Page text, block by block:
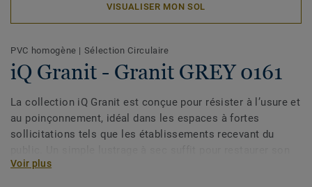
VISUALISER MON SOL
PVC homogène | Sélection Circulaire
iQ Granit - Granit GREY 0161
La collection iQ Granit est conçue pour résister à l’usure et
au poinçonnement, idéal dans les espaces à fortes
sollicitations tels que les établissements recevant du
aspect d’origine en lui offrant une plus grande longévité.iQ
Voir plus